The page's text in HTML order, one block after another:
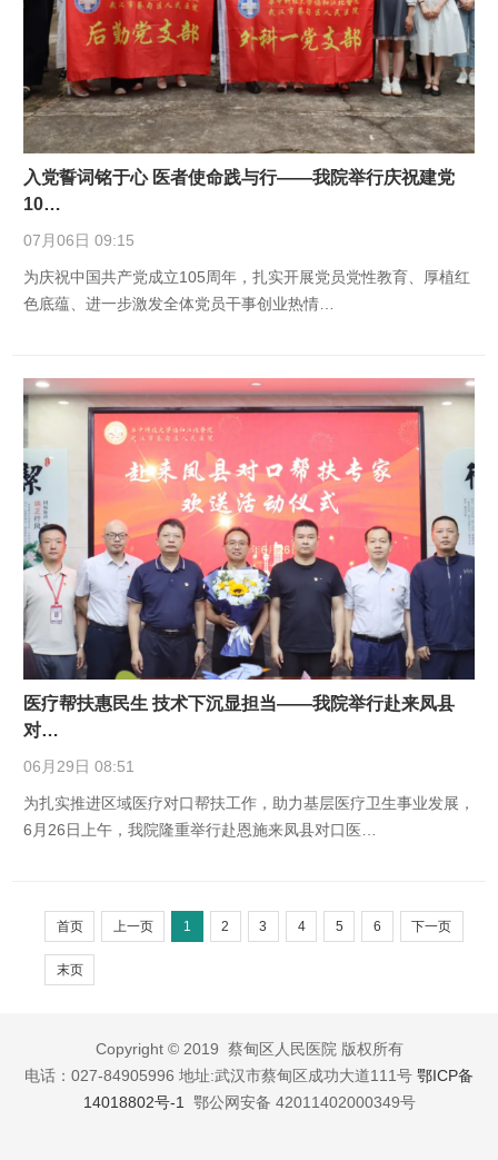
入党誓词铭于心 医者使命践与行——我院举行庆祝建党
10…
07月06日 09:15
为庆祝中国共产党成立105周年，扎实开展党员党性教育、厚植红
色底蕴、进一步激发全体党员干事创业热情…
医疗帮扶惠民生 技术下沉显担当——我院举行赴来凤县
对…
06月29日 08:51
为扎实推进区域医疗对口帮扶工作，助力基层医疗卫生事业发展，
6月26日上午，我院隆重举行赴恩施来凤县对口医…
首页 上一页 1 2 3 4 5 6 下一页
末页
Copyright © 2019 蔡甸区人民医院 版权所有
电话：027-84905996 地址:武汉市蔡甸区成功大道111号 鄂ICP备
14018802号-1
鄂公网安备 42011402000349号